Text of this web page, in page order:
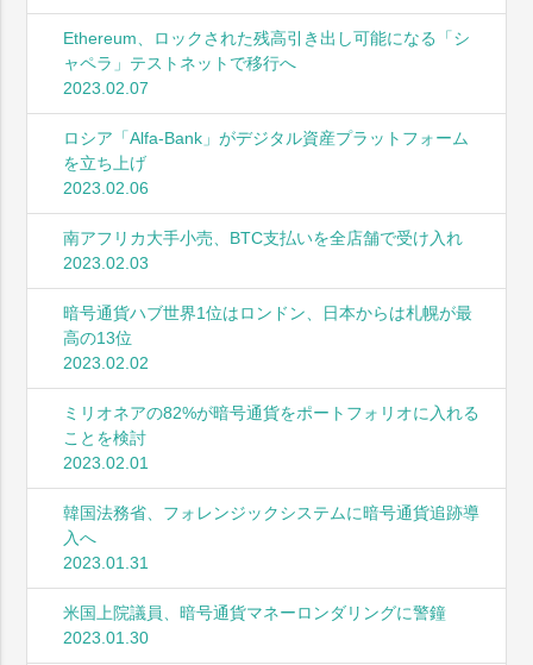
Ethereum、ロックされた残高引き出し可能になる「シ
ャペラ」テストネットで移行へ
2023.02.07
ロシア「Alfa-Bank」がデジタル資産プラットフォーム
を立ち上げ
2023.02.06
南アフリカ大手小売、BTC支払いを全店舗で受け入れ
2023.02.03
暗号通貨ハブ世界1位はロンドン、日本からは札幌が最
高の13位
2023.02.02
ミリオネアの82%が暗号通貨をポートフォリオに入れる
ことを検討
2023.02.01
韓国法務省、フォレンジックシステムに暗号通貨追跡導
入へ
2023.01.31
米国上院議員、暗号通貨マネーロンダリングに警鐘
2023.01.30